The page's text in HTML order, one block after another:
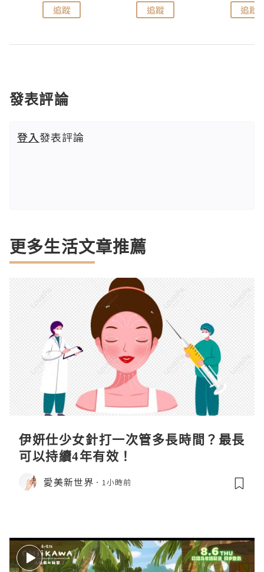
追蹤 追蹤 追蹤
發表評論
登入發表評論
更多生活文章推薦
伊妍仕少女針打一次管多長時間？最長
可以持續4年有效！
愛美新世界 1小時前